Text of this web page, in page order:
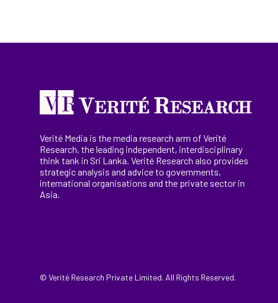
Verité Media is the media research arm of Verité
Research, theleading independent, interdisciplinary
think tank in Sri Lanka . Verité Research also provides
strategic analysis and advice to governments,
internationalorganisations and the private sector in
Asia.
© Verité Research Private Limited. All Rights Reserved.